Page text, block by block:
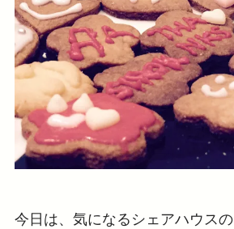
今日は、気になるシェアハウスの